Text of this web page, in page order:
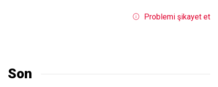
Problemi şikayet et
Son